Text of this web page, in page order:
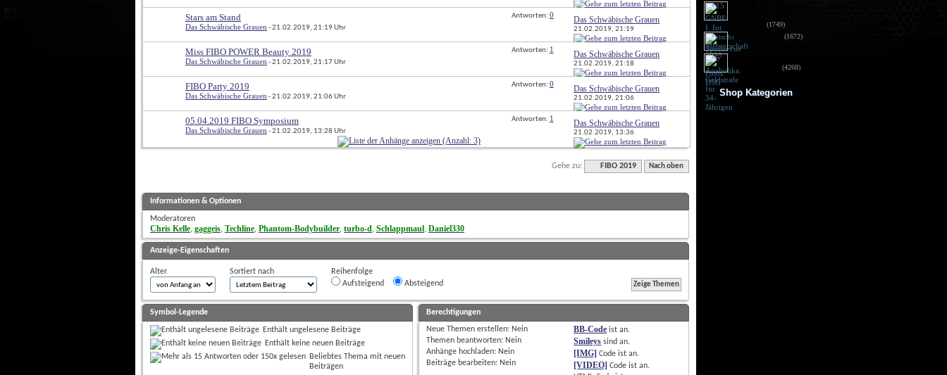
Stars am Stand
Das Schwäbische Grauen - 21.02.2019, 21:19 Uhr
Antworten: 0 Das Schwäbische Grauen
21.02.2019, 21:19
Miss FIBO POWER Beauty 2019
Das Schwäbische Grauen - 21.02.2019, 21:17 Uhr
Antworten: 1 Das Schwäbische Grauen
21.02.2019, 21:18
FIBO Party 2019
Das Schwäbische Grauen - 21.02.2019, 21:06 Uhr
Antworten: 0 Das Schwäbische Grauen
21.02.2019, 21:06
05.04.2019 FIBO Symposium
Das Schwäbische Grauen - 21.02.2019, 13:28 Uhr
Antworten: 1 Das Schwäbische Grauen
21.02.2019, 13:36
Gehe zu: FIBO 2019 Nach oben
Informationen & Optionen
Moderatoren
Chris Kelle, gaggeis, Techline, Phantom-Bodybuilder, turbo-d, Schlappmaul, Daniel330
Anzeige-Eigenschaften
Alter Sortiert nach
Reihenfolge
Aufsteigend
Absteigend
Symbol-Legende
Enthält ungelesene Beiträge
Enthält keine neuen Beiträge
Beliebtes Thema mit neuen
Beiträgen
Berechtigungen
Neue Themen erstellen: Nein
Themen beantworten: Nein
Anhänge hochladen: Nein
Beiträge bearbeiten: Nein
BB-Code istan.
Smileys sindan.
[IMG] Code istan.
[VIDEO] Code istan.
(1749)
Sportrevue 6/15 (1672)
für 34-Jährigen
(4268)
Shop Kategorien
Frauen Fitness